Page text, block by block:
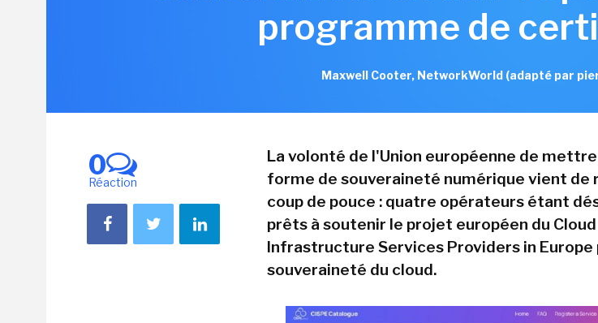
programme de
Maxwell Cooter, NetworkWorld (adapté par
0
Réaction
La volonté de l'Union européenne de mettre
forme de souveraineté numérique vient de
coup de pouce : quatre opérateurs étant
prêts à soutenir le projet européen du Cloud
Infrastructure Services Providers in
souveraineté du cloud.